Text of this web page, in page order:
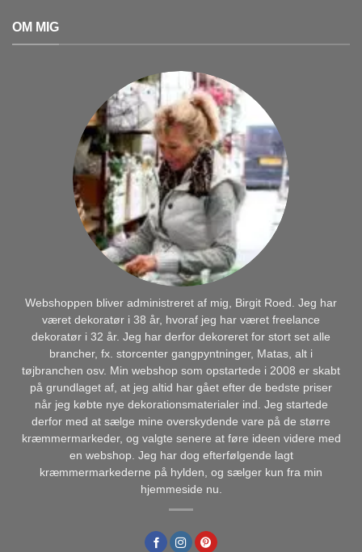
OM MIG
Webshoppen bliver administreret af mig, Birgit Roed. Jeg har
været dekoratør i 38 år, hvoraf jeg har været freelance
dekoratør i 32 år. Jeg har derfor dekoreret for stort set alle
brancher, fx. storcenter gangpyntninger, Matas, alt i
tøjbranchen osv. Min webshop som opstartede i 2008 er skabt
på grundlaget af, at jeg altid har gået efter de bedste priser
når jeg købte nye dekorationsmaterialer ind. Jeg startede
derfor med at sælge mine overskydende vare på de større
kræmmermarkeder, og valgte senere at føre ideen videre med
en webshop. Jeg har dog efterfølgende lagt
kræmmermarkederne på hylden, og sælger kun fra min
hjemmeside nu.